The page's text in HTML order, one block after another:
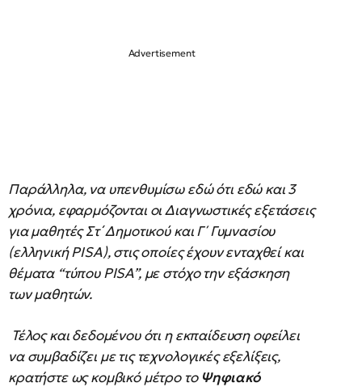
Παράλληλα, να υπενθυμίσω εδώ ότι εδώ και 3
χρόνια, εφαρμόζονται οι Διαγνωστικές εξετάσεις
για μαθητές Στ΄ Δημοτικού και Γ΄ Γυμνασίου
(ελληνική PISA), στις οποίες έχουν ενταχθεί και
θέματα “τύπου PISA”, με στόχο την εξάσκηση
των μαθητών.
Τέλος και δεδομένου ότι η εκπαίδευση οφείλει
να συμβαδίζει με τις τεχνολογικές εξελίξεις,
κρατήστε ως κομβικό μέτρο το Ψηφιακό